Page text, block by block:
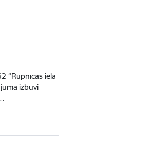
“Rūpnīcas iela
izbūvi